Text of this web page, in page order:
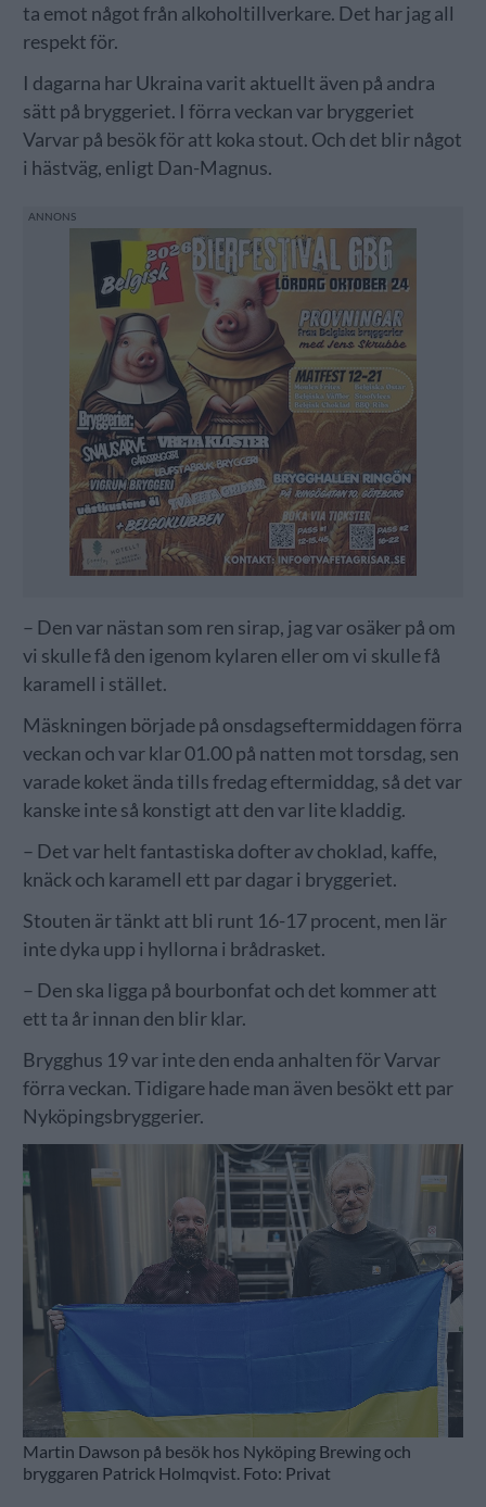
ta emot något från alkoholtillverkare. Det har jag all
respekt för.
I dagarna har Ukraina varit aktuellt även på andra
sätt på bryggeriet. I förra veckan var bryggeriet
Varvar på besök för att koka stout. Och det blir något
i hästväg, enligt Dan-Magnus.
– Den var nästan som ren sirap, jag var osäker på om
vi skulle få den igenom kylaren eller om vi skulle få
karamell i stället.
Mäskningen började på onsdagseftermiddagen förra
veckan och var klar 01.00 på natten mot torsdag, sen
varade koket ända tills fredag eftermiddag, så det var
kanske inte så konstigt att den var lite kladdig.
– Det var helt fantastiska dofter av choklad, kaffe,
knäck och karamell ett par dagar i bryggeriet.
Stouten är tänkt att bli runt 16-17 procent, men lär
inte dyka upp i hyllorna i brådrasket.
– Den ska ligga på bourbonfat och det kommer att
ett ta år innan den blir klar.
Brygghus 19 var inte den enda anhalten för Varvar
förra veckan. Tidigare hade man även besökt ett par
Nyköpingsbryggerier.
Martin Dawson på besök hos Nyköping Brewing och
bryggaren Patrick Holmqvist. Foto: Privat